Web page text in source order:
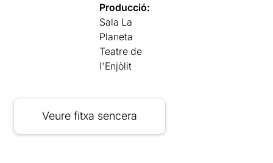
Producció:
Sala La
Planeta
Teatre de
l'Enjòlit
Veure fitxa sencera